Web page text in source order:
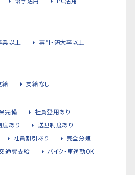
業以上
専門・短大卒以上
給 支給なし
完備
社員登用あり
度あり
送迎制度あり
社員割引あり
完全分煙
通費支給
バイク・車通勤OK